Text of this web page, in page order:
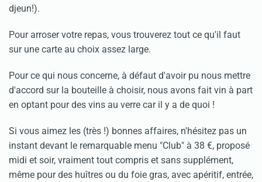
djeun!).
Pour arroser votre repas, vous trouverez tout ce qu'il faut
sur une carte au choix assez large.
Pour ce qui nous concerne, à défaut d'avoir pu nous mettre
d'accord sur la bouteille à choisir, nous avons fait vin à part
en optant pour des vins au verre car il y a de quoi !
Si vous aimez les (très !) bonnes affaires, n'hésitez pas un
instant devant le remarquable menu "Club" à 38 €, proposé
midi et soir, vraiment tout compris et sans supplément,
même pour des huîtres ou du foie gras, avec apéritif, entrée,